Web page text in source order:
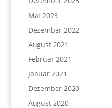
Mai 2023
Dezember 2022
August 2021
Februar 2021
Januar 2021
Dezember 2020
August 2020